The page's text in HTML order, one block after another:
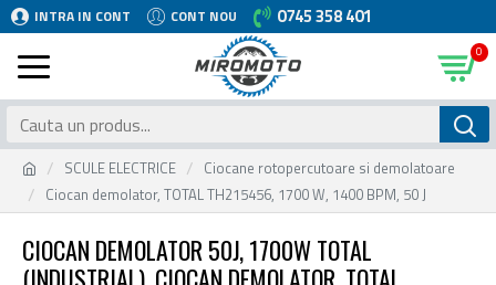
INTRA IN CONT CONT NOU 0745 358 401
0
SCULE ELECTRICE
Ciocane rotopercutoare si demolatoare
Ciocan demolator, TOTAL TH215456, 1700 W, 1400 BPM, 50 J
CIOCAN DEMOLATOR 50J, 1700W TOTAL